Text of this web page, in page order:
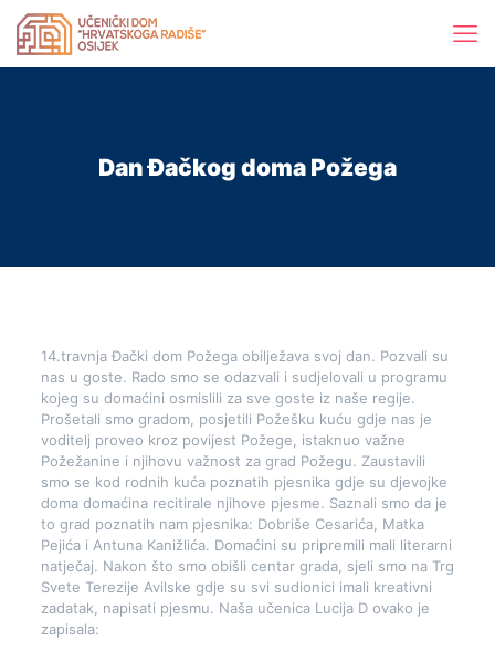
Dan Đačkog doma Požega
14.travnja Đački dom Požega obilježava svoj dan. Pozvali su
nas u goste. Rado smo se odazvali i sudjelovali u programu
kojeg su domaćini osmislili za sve goste iz naše regije.
Prošetali smo gradom, posjetili Požešku kuću gdje nas je
voditelj proveo kroz povijest Požege, istaknuo važne
Požežanine i njihovu važnost za grad Požegu. Zaustavili
smo se kod rodnih kuća poznatih pjesnika gdje su djevojke
doma domaćina recitirale njihove pjesme. Saznali smo da je
to grad poznatih nam pjesnika: Dobriše Cesarića, Matka
Pejića i Antuna Kanižlića. Domaćini su pripremili mali literarni
natječaj. Nakon što smo obišli centar grada, sjeli smo na Trg
Svete Terezije Avilske gdje su svi sudionici imali kreativni
zadatak, napisati pjesmu. Naša učenica Lucija D ovako je
zapisala: